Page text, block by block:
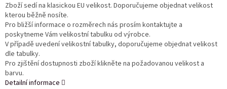
Zboží sedí na klasickou EU velikost. Doporučujeme objednat velikost
kterou běžně nosíte.
Pro bližší informace o rozměrech nás prosím kontaktujte a
poskytneme Vám velikostní tabulku od výrobce.
V případě uvedení velikostní tabulky, doporučujeme objednat velikost
dle tabulky.
Pro zjištění dostupnosti zboží klikněte na požadovanou velikost a
barvu.
Detailní informace